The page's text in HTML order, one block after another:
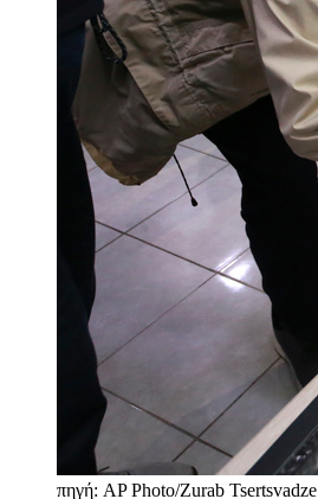
πηγή: AP Photo/Zurab Tsertsvadze